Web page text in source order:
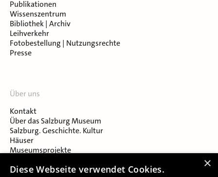
Publikationen
Wissenszentrum
Bibliothek | Archiv
Leihverkehr
Fotobestellung | Nutzungsrechte
Presse
Über uns
Kontakt
Über das Salzburg Museum
Salzburg. Geschichte. Kultur
Häuser
Museumsprojekte
Museumsverein Celtic Heritage
×
Diese Webseite verwendet Cookies.